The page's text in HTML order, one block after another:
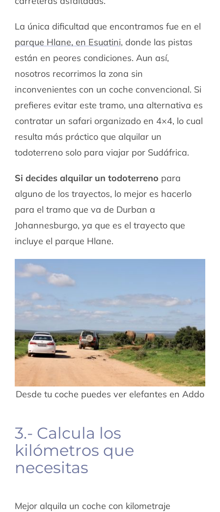
La única dificultad que encontramos fue en el
parque Hlane, en Esuatini, donde las pistas
están en peores condiciones. Aun así,
nosotros recorrimos la zona sin
inconvenientes con un coche convencional. Si
prefieres evitar este tramo, una alternativa es
contratar un safari organizado en 4×4, lo cual
resulta más práctico que alquilar un
todoterreno solo para viajar por Sudáfrica.
Si decides alquilar un todoterreno para
alguno de los trayectos, lo mejor es hacerlo
para el tramo que va de Durban a
Johannesburgo, ya que es el trayecto que
incluye el parque Hlane.
Desde tu coche puedes ver elefantes en Addo
3.- Calcula los
kilómetros que
necesitas
Mejor alquila un coche con kilometraje